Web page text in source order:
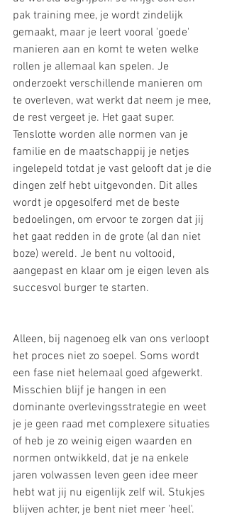
pak training mee, je wordt zindelijk
gemaakt, maar je leert vooral 'goede'
manieren aan en komt te weten welke
rollen je allemaal kan spelen. Je
onderzoekt verschillende manieren om
te overleven, wat werkt dat neem je mee,
de rest vergeet je. Het gaat super.
Tenslotte worden alle normen van je
familie en de maatschappij je netjes
ingelepeld totdat je vast gelooft dat je die
dingen zelf hebt uitgevonden. Dit alles
wordt je opgesolferd met de beste
bedoelingen, om ervoor te zorgen dat jij
het gaat redden in de grote (al dan niet
boze) wereld. Je bent nu voltooid,
aangepast en klaar om je eigen leven als
succesvol burger te starten.
Alleen, bij nagenoeg elk van ons verloopt
het proces niet zo soepel. Soms wordt
een fase niet helemaal goed afgewerkt.
Misschien blijf je hangen in een
dominante overlevingsstrategie en weet
je je geen raad met complexere situaties
of heb je zo weinig eigen waarden en
normen ontwikkeld, dat je na enkele
jaren volwassen leven geen idee meer
hebt wat jij nu eigenlijk zelf wil. Stukjes
blijven achter, je bent niet meer 'heel'.